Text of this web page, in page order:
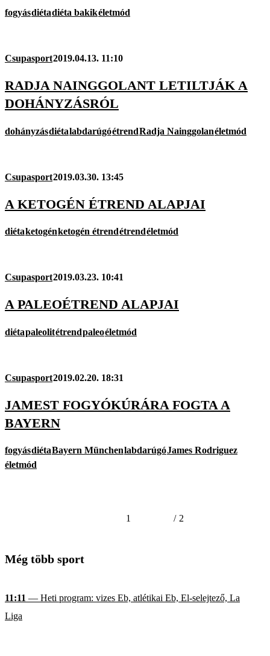
fogyásdiétadiéta bakikéletmód
Csupasport2019.04.13. 11:10
RADJA NAINGGOLANT LETILTJÁK A
DOHÁNYZÁSRÓL
dohányzásdiétalabdarúgóétrendRadja Nainggolanéletmód
Csupasport2019.03.30. 13:45
A KETOGÉN ÉTREND ALAPJAI
diétaketogénketogén étrendétrendéletmód
Csupasport2019.03.23. 10:41
A PALEOÉTREND ALAPJAI
diétapaleolitétrendpaleoéletmód
Csupasport2019.02.20. 18:31
JAMEST FOGYÓKÚRÁRA FOGTA A
BAYERN
fogyásdiétaBayern MünchenlabdarúgóJames Rodriguez
életmód
1 / 2
Még több sport
11:11 — Heti program: vizes Eb, atlétikai Eb, El-selejtező, La
Liga